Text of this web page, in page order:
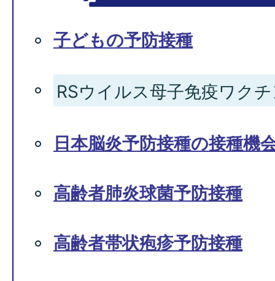
子どもの予防接種
RSウイルス母子免疫ワク
日本脳炎予防接種の接種機
高齢者肺炎球菌予防接種
高齢者帯状疱疹予防接種